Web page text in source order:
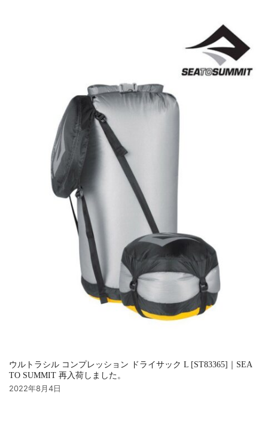
ウルトラシル コンプレッション ドライサック L [ST83365]｜SEA
TO SUMMIT 再入荷しました。
2022年8月4日